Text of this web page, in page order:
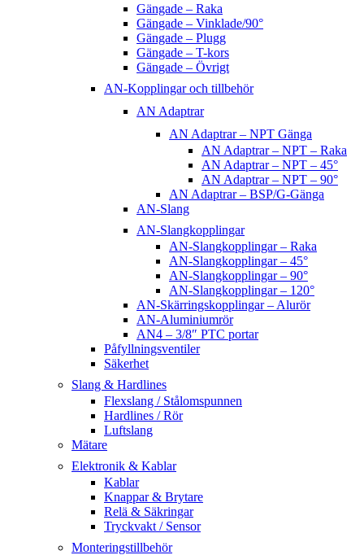
Gängade – Raka
Gängade – Vinklade/90°
Gängade – Plugg
Gängade – T-kors
Gängade – Övrigt
AN-Kopplingar och tillbehör
AN Adaptrar
AN Adaptrar – NPT Gänga
AN Adaptrar – NPT – Raka
AN Adaptrar – NPT – 45°
AN Adaptrar – NPT – 90°
AN Adaptrar – BSP/G-Gänga
AN-Slang
AN-Slangkopplingar
AN-Slangkopplingar – Raka
AN-Slangkopplingar – 45°
AN-Slangkopplingar – 90°
AN-Slangkopplingar – 120°
AN-Skärringskopplingar – Alurör
AN-Aluminiumrör
AN4 – 3/8″ PTC portar
Påfyllningsventiler
Säkerhet
Slang & Hardlines
Flexslang / Stålomspunnen
Hardlines / Rör
Luftslang
Mätare
Elektronik & Kablar
Kablar
Knappar & Brytare
Relä & Säkringar
Tryckvakt / Sensor
Monteringstillbehör